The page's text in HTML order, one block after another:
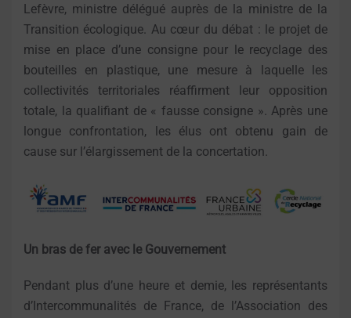
Lefèvre, ministre délégué auprès de la ministre de la
Transition écologique. Au cœur du débat : le projet de
mise en place d’une consigne pour le recyclage des
bouteilles en plastique, une mesure à laquelle les
collectivités territoriales réaffirment leur opposition
totale, la qualifiant de « fausse consigne ». Après une
longue confrontation, les élus ont obtenu gain de
cause sur l’élargissement de la concertation.
Un bras de fer avec le Gouvernement
Pendant plus d’une heure et demie, les représentants
d’Intercommunalités de France, de l’Association des